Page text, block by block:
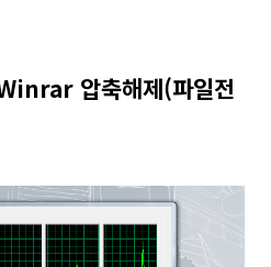
압축해제(파일전